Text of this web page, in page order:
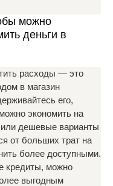
можно
деньги в
расходы — это
в магазин
его,
экономить на
или дешевые варианты
от больших трат на
более доступными.
кредиты, можно
выгодным